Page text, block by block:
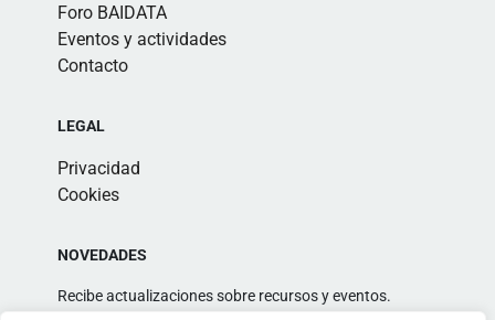
Foro BAIDATA
Eventos y actividades
Contacto
LEGAL
Privacidad
Cookies
NOVEDADES
Recibe actualizaciones sobre recursos y eventos.